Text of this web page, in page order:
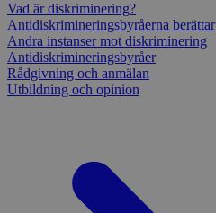
Vad är diskriminering?
Antidiskrimineringsbyråerna berättar
Andra instanser mot diskriminering
Antidiskrimineringsbyråer
Rådgivning och anmälan
Utbildning och opinion